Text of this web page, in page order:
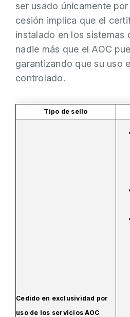
ser usado únicamente por
cesión implica que el
instalado en los sistemas
nadie más que el AOC
garantizando que su uso
controlado.
Tipo de sello
Cedido en exclusividad por
uso de los servicios AOC